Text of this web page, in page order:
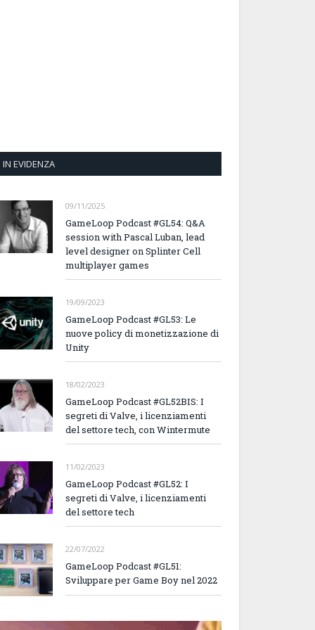
IN EVIDENZA
09/11/2025
GameLoop Podcast #GL54: Q&A
session with Pascal Luban, lead
level designer on Splinter Cell
multiplayer games
19/09/2023
GameLoop Podcast #GL53: Le
nuove policy di monetizzazione di
Unity
18/02/2023
GameLoop Podcast #GL52BIS: I
segreti di Valve, i licenziamenti
del settore tech, con Wintermute
11/02/2023
GameLoop Podcast #GL52: I
segreti di Valve, i licenziamenti
del settore tech
22/07/2022
GameLoop Podcast #GL51:
Sviluppare per Game Boy nel 2022